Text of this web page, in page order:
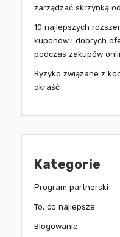
zarządzać skrzynką
10 najlepszych
kuponów i dobrych
podczas zakupów
Ryzyko związane z
okraść
Kategorie
Program partnerski
To, co najlepsze
Blogowanie